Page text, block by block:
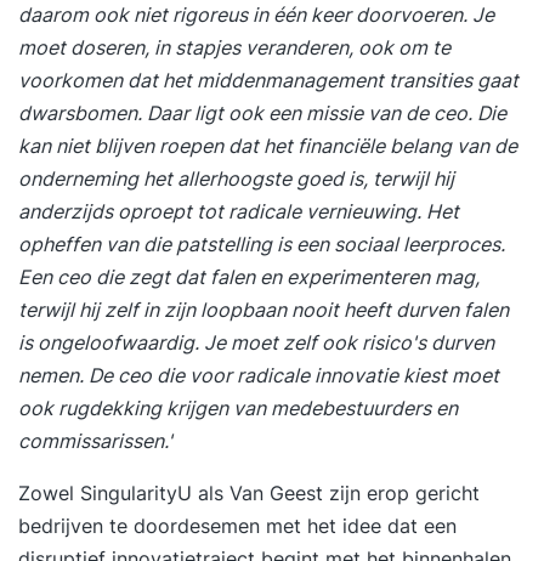
daarom ook niet rigoreus in één keer doorvoeren. Je
moet doseren, in stapjes veranderen, ook om te
voorkomen dat het middenmanagement transities gaat
dwarsbomen. Daar ligt ook een missie van de ceo. Die
kan niet blijven roepen dat het financiële belang van de
onderneming het allerhoogste goed is, terwijl hij
anderzijds oproept tot radicale vernieuwing. Het
opheffen van die patstelling is een sociaal leerproces.
Een ceo die zegt dat falen en experimenteren mag,
terwijl hij zelf in zijn loopbaan nooit heeft durven falen
is ongeloofwaardig. Je moet zelf ook risico's durven
nemen. De ceo die voor radicale innovatie kiest moet
ook rugdekking krijgen van medebestuurders en
commissarissen.'
Zowel SingularityU als Van Geest zijn erop gericht
bedrijven te doordesemen met het idee dat een